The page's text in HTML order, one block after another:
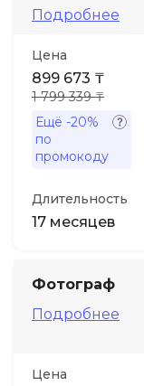
Подробнее
Цена
899 673 ₸
1 799 339 ₸
Ещё -20%
по
промокоду
Длительность
17 месяцев
Фотограф
Подробнее
Цена